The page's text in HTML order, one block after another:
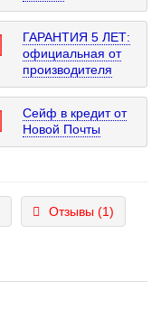
ГАРАНТИЯ 5 ЛЕТ:
официальная от
производителя
Сейф в кредит от
Новой Почты
Отзывы (1)